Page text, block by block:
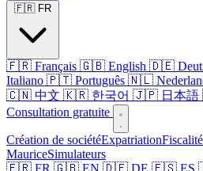
🇫🇷 Français 🇬🇧 English 🇩🇪
Italiano 🇵🇹 Português 🇳🇱
🇨🇳 中文 🇰🇷 한국어 🇯🇵 日本語
Consultation gratuite
Création de sociétéExpatriation
MauriceSimulateurs
🇫🇷 FR 🇬🇧 EN 🇩🇪 DE 🇪🇸 ES